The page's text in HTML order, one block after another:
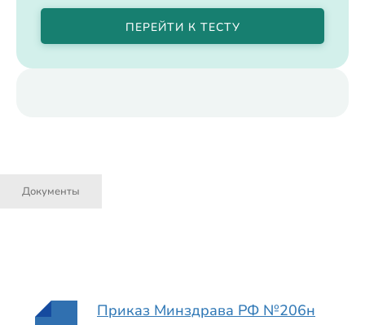
ПЕРЕЙТИ К ТЕСТУ
Документы
Приказ Минздрава РФ №206н